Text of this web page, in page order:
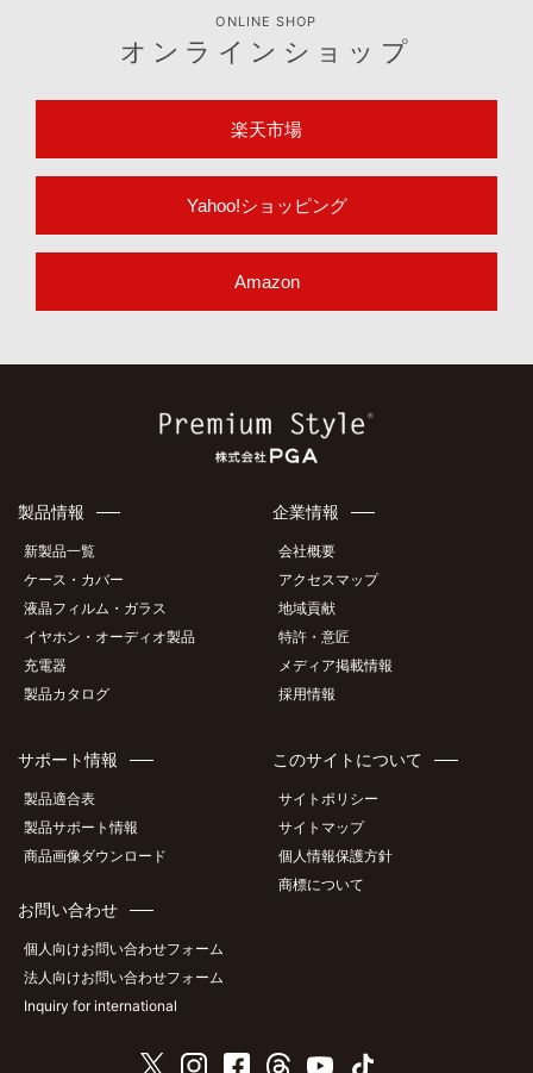
ONLINE SHOP
オンラインショップ
楽天市場
Yahoo!ショッピング
Amazon
製品情報
新製品一覧
ケース・カバー
液晶フィルム・ガラス
イヤホン・オーディオ製品
充電器
製品カタログ
企業情報
会社概要
アクセスマップ
地域貢献
特許・意匠
メディア掲載情報
採用情報
サポート情報
製品適合表
製品サポート情報
商品画像ダウンロード
お問い合わせ
個人向けお問い合わせフォーム
法人向けお問い合わせフォーム
Inquiry for international
このサイトについて
サイトポリシー
サイトマップ
個人情報保護方針
商標について